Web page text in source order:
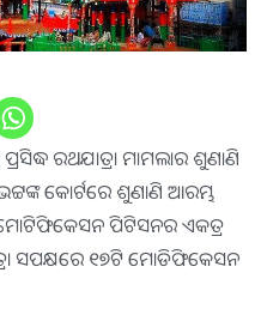
ରଥଯାତ୍ରା ମାମଲାର ଶୁଣାଣି
କୋର୍ଟରେ ଶୁଣାଣି ଆରମ୍ଭ
ପିଟିସନର ଏକତ୍ର
ସପକ୍ଷରେ ୧୭ଟି ମୋଡିଫିକେସନ